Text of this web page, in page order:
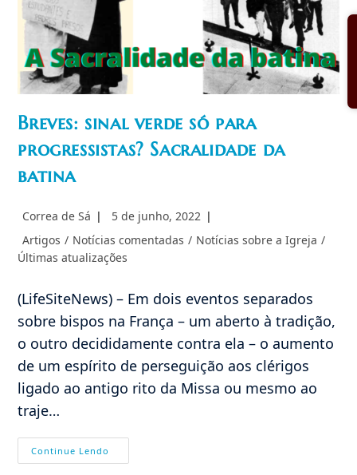
Breves: sinal verde só para
progressistas? Sacralidade da
batina
Autor
post:
Correa de Sá
Post
5 de junho, 2022
Categoria
do
Artigos / Notícias comentadas / Notícias sobre a Igreja /
Últimas atualizações
(LifeSiteNews) – Em dois eventos separados
sobre bispos na França – um aberto à tradição,
o outro decididamente contra ela – o aumento
de um espírito de perseguição aos clérigos
ligado ao antigo rito da Missa ou mesmo ao
traje…
Continue Lendo
Sinal